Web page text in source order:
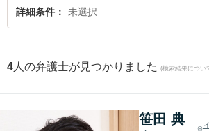
調査を法律相談できる所沢市内の弁護士に相談予約
詳細条件 未選択
4 人の弁護士が見つかりました (検索結果につい
笹田 典